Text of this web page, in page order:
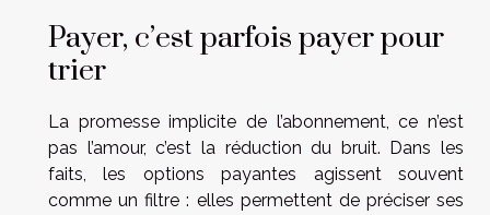
Payer, c’est parfois payer pour
trier
La promesse implicite de l’abonnement, ce n’est
pas l’amour, c’est la réduction du bruit. Dans les
faits, les options payantes agissent souvent
comme un filtre : elles permettent de préciser ses